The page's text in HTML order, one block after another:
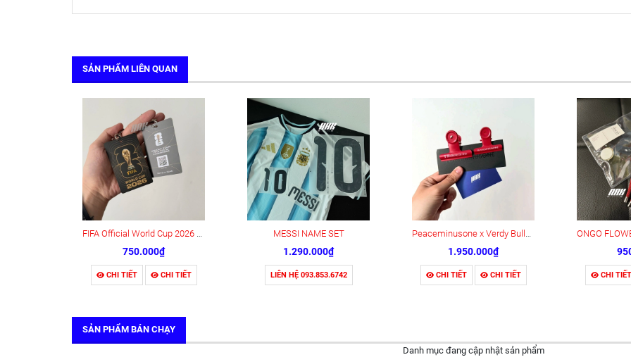
SẢN PHẨM LIÊN QUAN
FIFA Official World Cup 2026 Fan ID Pass Card
750.000₫
CHI TIẾT CHI TIẾT
MESSI NAME SET
1.290.000₫
LIÊN HỆ 093.853.6742
Peaceminusone x Verdy Bulldog Clip Red (set/ 2c)
1.950.000₫
CHI TIẾT CHI TIẾT CHI TIẾT
SẢN PHẨM BÁN CHẠY
Danh mục đang cập nhật sản phẩm